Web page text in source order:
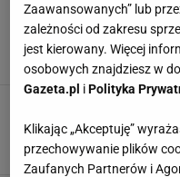
Pięć
Wojnie"!
Piotr
meczu
Hubert
Zaawansowanych” lub
zależności od zakresu
jest kierowany. Więcej
osobowych znajdziesz w
Gazeta.pl iPolityka
Klikając „Akceptuję”
przechowywanie plików
Zaufanych Partnerów i